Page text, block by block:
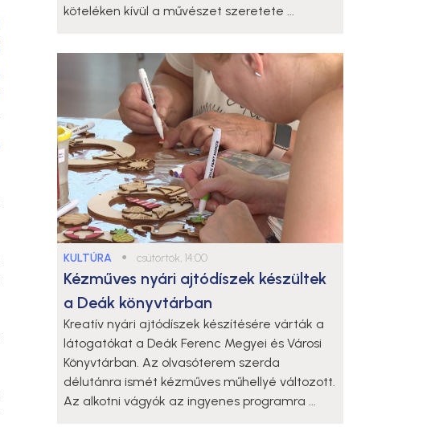
köteléken kívül a művészet szeretete ...
KULTÚRA ● csütörtök, 14:00
Kézműves nyári ajtódíszek készültek
a Deák könyvtárban
Kreatív nyári ajtódíszek készítésére várták a
látogatókat a Deák Ferenc Megyei és Városi
Könyvtárban. Az olvasóterem szerda
délutánra ismét kézműves műhellyé változott.
Az alkotni vágyók az ingyenes programra ...